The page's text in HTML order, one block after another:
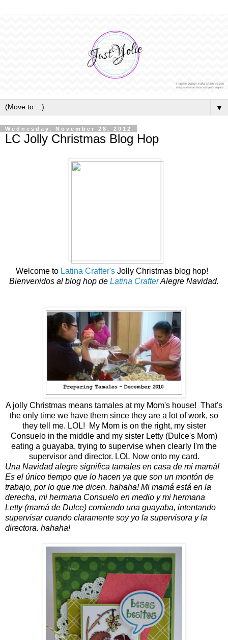
▼
Wednesday, November 28, 2012
LC Jolly Christmas Blog Hop
Welcome to Latina Crafter's Jolly Christmas blog hop!
Bienvenidos al blog hop de Latina CrafterAlegre Navidad.
A jolly Christmas means tamales at my Mom's house! That's
the only time we have them since they are a lot of work, so
they tell me. LOL! My Mom is on the right, my sister
Consuelo in the middle and my sister Letty (Dulce's Mom)
eating a guayaba, trying to supervise when clearly I'm the
supervisor and director. LOL Now onto my card.
Una Navidad alegre significa tamales en casa de mi mamá!
Es el único tiempo que lo hacen ya que son un montón de
trabajo, por lo que me dicen. hahaha!Mi mamá está en la
derecha, mi hermana Consuelo en medio y mi hermana
Letty (mamá de Dulce) comiendo una guayaba, intentando
supervisar cuando claramente soy yo la supervisora y la
directora. hahaha!